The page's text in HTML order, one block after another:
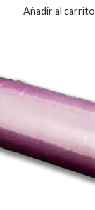
Añadir al carrito